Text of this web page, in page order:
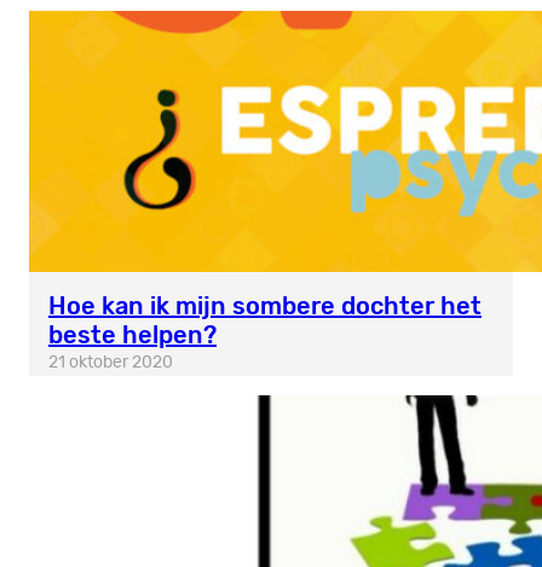
Hoe kan ik mijn sombere dochter het
beste helpen?
21 oktober 2020